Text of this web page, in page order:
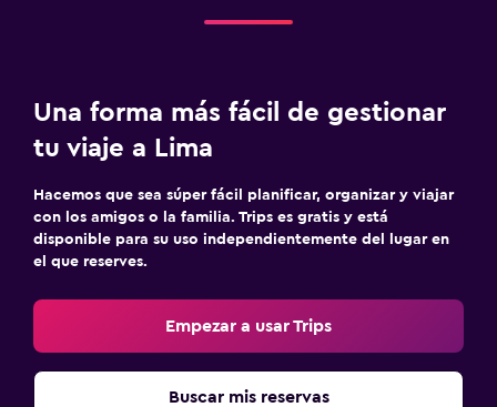
Una forma más fácil de gestionar
tu viaje a Lima
Hacemos que sea súper fácil planificar, organizar y viajar
con los amigos o la familia. Trips es gratis y está
disponible para su uso independientemente del lugar en
el que reserves.
Empezar a usar Trips
Buscar mis reservas